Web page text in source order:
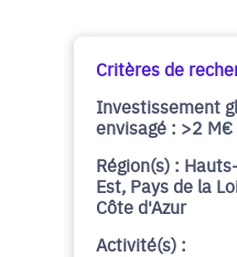
Critères de
Investissement
envisagé : >2
Région(s) :
Est, Pays de la
Côte d'Azur
Activité(s) :